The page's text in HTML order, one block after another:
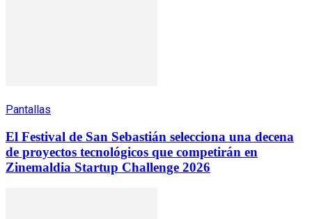
Pantallas
El Festival de San Sebastián selecciona una decena
de proyectos tecnológicos que competirán en
Zinemaldia Startup Challenge 2026